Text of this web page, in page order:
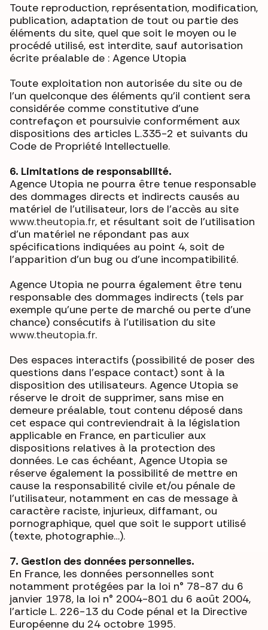
Toute reproduction, représentation, modification,
publication, adaptation de tout ou partie des
éléments du site, quel que soit le moyen ou le
procédé utilisé, est interdite, sauf autorisation
écrite préalable de : Agence Utopia
Toute exploitation non autorisée du site ou de
l’un quelconque des éléments qu’il contient sera
considérée comme constitutive d’une
contrefaçon et poursuivie conformément aux
dispositions des articles L.335-2 et suivants du
Code de Propriété Intellectuelle.
6. Limitations de responsabilité.
Agence Utopia ne pourra être tenue responsable
des dommages directs et indirects causés au
matériel de l’utilisateur, lors de l’accès au site
www.theutopia.fr, et résultant soit de l’utilisation
d’un matériel ne répondant pas aux
spécifications indiquées au point 4, soit de
l’apparition d’un bug ou d’une incompatibilité.
Agence Utopia ne pourra également être tenu
responsable des dommages indirects (tels par
exemple qu’une perte de marché ou perte d’une
chance) consécutifs à l’utilisation du site
www.theutopia.fr.
Des espaces interactifs (possibilité de poser des
questions dans l’espace contact) sont à la
disposition des utilisateurs. Agence Utopia se
réserve le droit de supprimer, sans mise en
demeure préalable, tout contenu déposé dans
cet espace qui contreviendrait à la législation
applicable en France, en particulier aux
dispositions relatives à la protection des
données. Le cas échéant, Agence Utopia se
réserve également la possibilité de mettre en
cause la responsabilité civile et/ou pénale de
l’utilisateur, notamment en cas de message à
caractère raciste, injurieux, diffamant, ou
pornographique, quel que soit le support utilisé
(texte, photographie…).
7. Gestion des données personnelles.
En France, les données personnelles sont
notamment protégées par la loi n° 78-87 du 6
janvier 1978, la loi n° 2004-801 du 6 août 2004,
l'article L. 226-13 du Code pénal et la Directive
Européenne du 24 octobre 1995.